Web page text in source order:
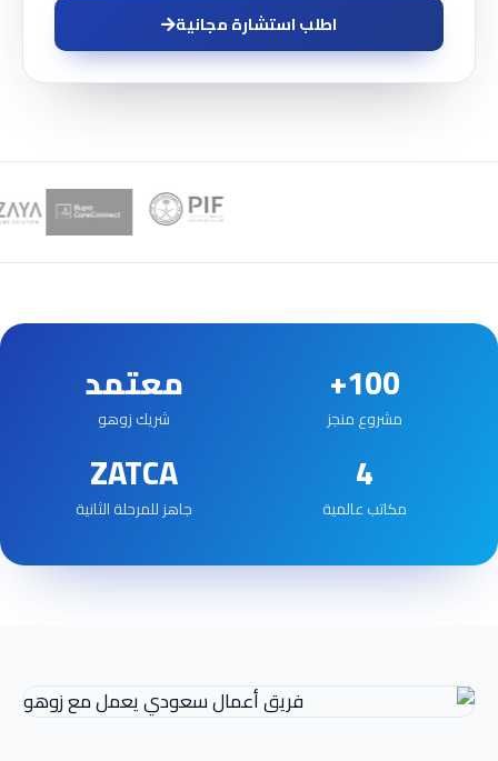
اطلب استشارة مجانية
100+
مشروع منجز
معتمد
شريك زوهو
4
مكاتب عالمية
ZATCA
جاهز للمرحلة الثانية